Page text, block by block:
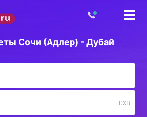
Сочи (Адлер) - Дубай
DXB